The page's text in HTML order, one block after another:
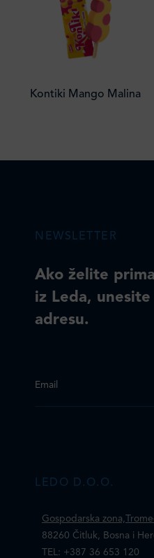
Kontiki Mango Malina
NEWSLETTER
Ako želite
iz Leda, unesite
adresu.
Email
LEDO D.O.O.
Gospodarska
88260 Čitluk, Bosna i
TEL: +387 36 653 120